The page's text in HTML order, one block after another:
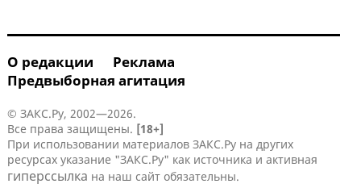
О редакции
Реклама
Предвыборная агитация
© ЗАКС.Ру, 2002—2026.
Все права защищены. [18+]
При использовании материалов ЗАКС.Ру на других
ресурсах указание "ЗАКС.Ру" как источника и активная
гиперссылка на наш сайт обязательны.